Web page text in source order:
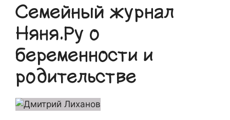
Семейный журнал
Няня.Ру о
беременности и
родительстве